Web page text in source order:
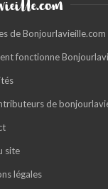
de Bonjourlavieille.com
fonctionne
de
site
légales